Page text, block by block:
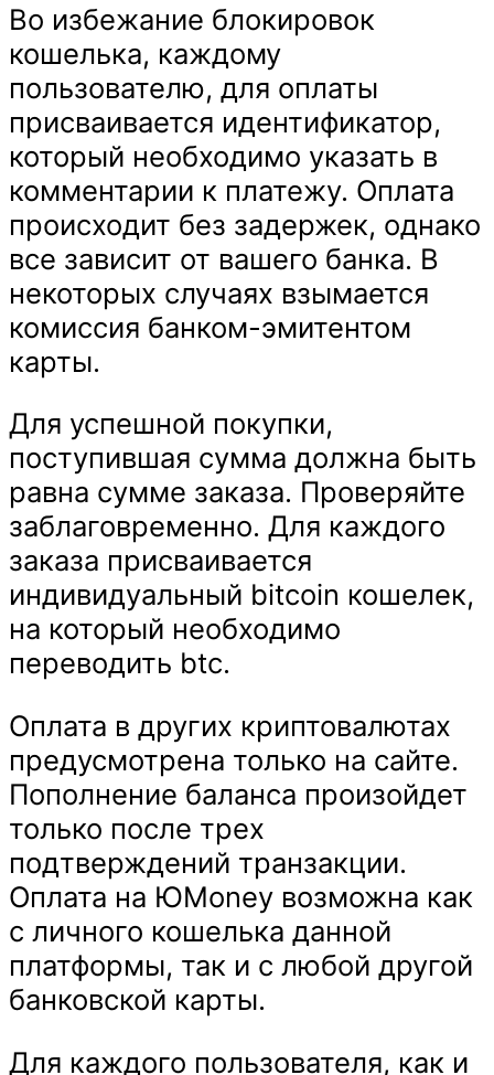
Во избежание блокировок
кошелька, каждому
пользователю, для оплаты
присваивается идентификатор,
который необходимо указать в
комментарии к платежу. Оплата
происходит без задержек, однако
все зависит от вашего банка. В
некоторых случаях взымается
комиссия банком-эмитентом
карты.
Для успешной покупки,
поступившая сумма должна быть
равна сумме заказа. Проверяйте
заблаговременно. Для каждого
заказа присваивается
индивидуальный bitcoin кошелек,
на который необходимо
переводить btc.
Оплата в других криптовалютах
предусмотрена только на сайте.
Пополнение баланса произойдет
только после трех
подтверждений транзакции.
Оплата на ЮMoney возможна как
с личного кошелька данной
платформы, так и с любой другой
банковской карты.
Для каждого пользователя, как и